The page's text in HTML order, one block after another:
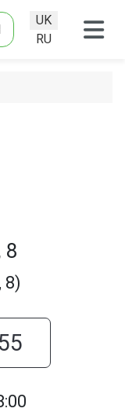
Оберіть свою
UK
RU
8
8)